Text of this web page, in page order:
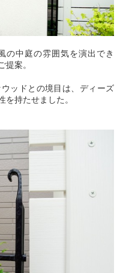
の中庭の雰囲気を演出でき
提案。
ッドとの境目は、ディーズ
持たせました。